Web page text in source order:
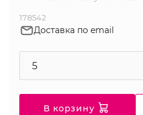
178542
Доставка по email
В корзину